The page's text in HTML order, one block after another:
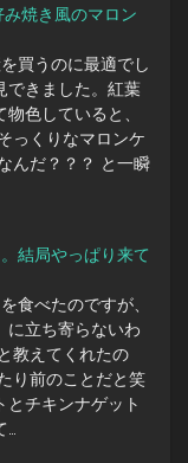
焼き風のマロン
買うのに最適でし
できました。紅葉
色していると、
っくりなマロンケ
んだ？？？ と一瞬
結局やっぱり来て
食べたのですが、
に立ち寄らないわ
教えてくれたの
り前のことだと笑
とチキンナゲット